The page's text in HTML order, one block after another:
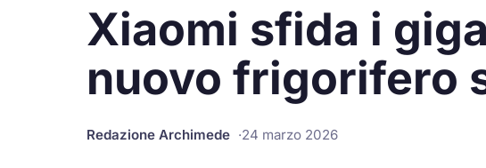
Xiaomi sfida i
nuovo frigorifero
Redazione Archimede 24 marzo 2026